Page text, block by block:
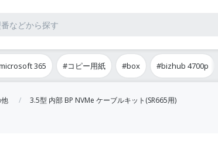
365 #コピー用紙 #box #bizhub 4700p
3.5型 内部 BP NVMe ケーブルキット(SR665用)